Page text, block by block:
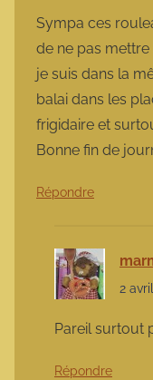
Sympa ces
de ne pas
je suis dans la
balai dans les
frigidaire et
Bonne fin de
Répondre
2
Pareil surtout
Répondre